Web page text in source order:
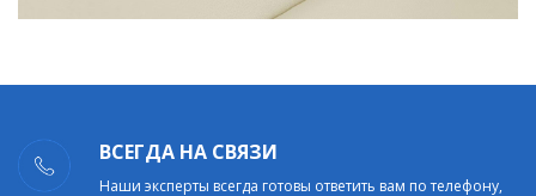
ВСЕГДА НА СВЯЗИ
Наши эксперты всегда готовы ответить вам по телефону,